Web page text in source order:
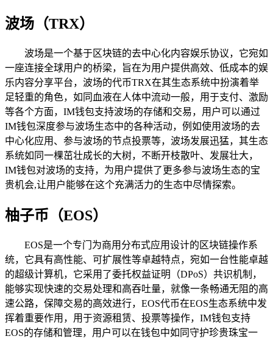
波场（TRX）
波场是一个基于区块链的去中心化内容娱乐协议，它宛如
一座连接全球用户的桥梁，旨在为用户提供高效、低成本的娱
乐内容分享平台，波场的代币TRX在其生态系统中扮演着举
足轻重的角色，如同血液在人体中流动一般，用于支付、激励
等各个方面，IM钱包支持波场的存储和交易，用户可以通过
IM钱包深度参与波场生态中的各种活动，例如使用波场的去
中心化应用、参与波场的节点投票等，波场发展迅猛，其生态
系统如同一棵茁壮成长的大树，不断开枝散叶、发展壮大，
IM钱包对波场的支持，为用户提供了更多参与波场生态的宝
贵机会,让用户能够在这个充满活力的生态中尽情探索。
柚子币（EOS）
EOS是一个专门为商用分布式应用设计的区块链操作系
统，它具有高性能、可扩展性等卓越特点，宛如一台性能卓越
的超级计算机，它采用了委托权益证明（DPoS）共识机制，
能够实现快速的交易处理和高吞吐量，就像一条畅通无阻的高
速公路，保障交易的高效进行，EOS代币在EOS生态系统中发
挥着重要作用，用于资源租赁、投票等操作，IM钱包支持
EOS的存储和管理，用户可以在钱包中如同守护珍贵珠宝一